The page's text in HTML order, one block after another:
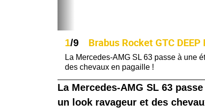
1/9 Brabus Rocket GTC
La Mercedes-AMG SL 63 passe à une
des chevaux en pagaille !
La Mercedes-AMG SL 63
un look ravageur et des